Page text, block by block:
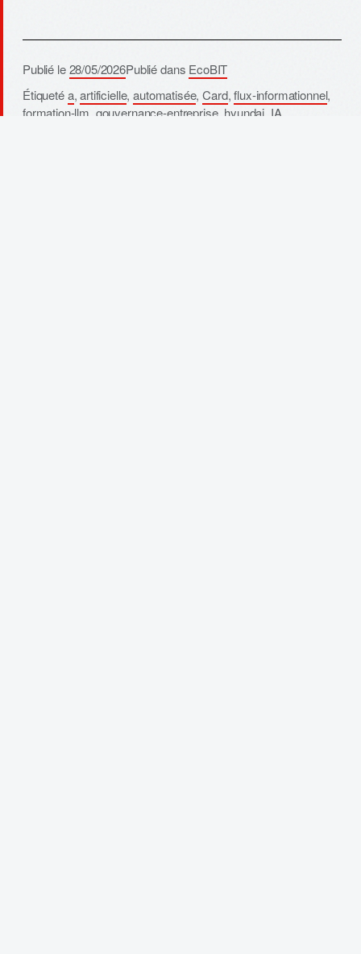
Publié le28/05/2026Publié dans EcoBIT
Étiquetéa,artificielle,automatisée,Card,flux-informationnel,
formation-llm gouvernance-entreprise, hyundai IA